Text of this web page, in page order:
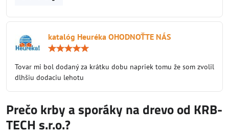
katalóg Heuréka OHODNOŤTE NÁS
5
Tovar mi bol dodaný za krátku dobu napriek tomu že som zvolil
dlhšiu dodaciu lehotu
Prečo krby a sporáky na drevo od KRB-
TECH s.r.o.?